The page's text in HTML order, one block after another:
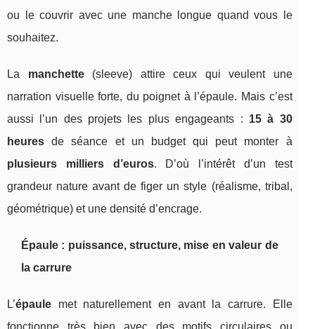
ou le couvrir avec une manche longue quand vous le
souhaitez.
La manchette(sleeve) attire ceux qui veulent une
narration visuelle forte, du poignet à l’épaule. Mais c’est
aussi l’un des projets les plus engageants : 15 à 30
heures de séance et un budget qui peut monter à
plusieurs milliers d’euros. D’où l’intérêt d’un test
grandeur nature avant de figer un style (réalisme, tribal,
géométrique) et une densité d’encrage.
Épaule : puissance, structure, mise en valeur de
la carrure
L’épaule met naturellement en avant la carrure. Elle